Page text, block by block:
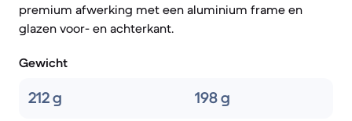
premium afwerking met een aluminium frame en
glazen voor- en achterkant.
Gewicht
212 g 198 g